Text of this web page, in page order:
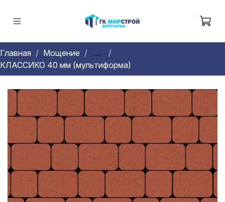
Главная Мощение
...
КЛАССИКО 40 мм (мультиформа)